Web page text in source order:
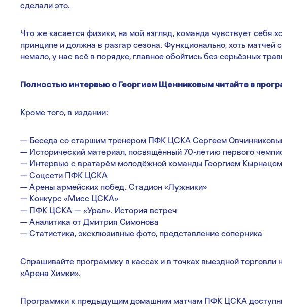
сделали это.
Что же касается физики, на мой взгляд, команда чувствует себя
принципе и должна в разгар сезона. Функционально, хоть матчей
немало, у нас всё в порядке, главное обойтись без серьёзных
Полностью интервью с Георгием Щенниковым читайте в
Кроме того, в издании:
— Беседа со старшим тренером ПФК ЦСКА Сергеем
— Исторический материал, посвящённый 70-летию первого
— Интервью с вратарём молодёжной команды Георгием Кырнацем
— Соцсети ПФК ЦСКА
— Арены армейских побед. Стадион «Лужники»
— Конкурс «Мисс ЦСКА»
— ПФК ЦСКА — «Урал». История встреч
— Аналитика от Дмитрия Симонова
— Статистика, эксклюзивные фото, представление соперника
Спрашивайте программку в кассах и в точках выездной торговли
«Арена Химки».
Программки к предыдущим домашним матчам ПФК ЦСКА